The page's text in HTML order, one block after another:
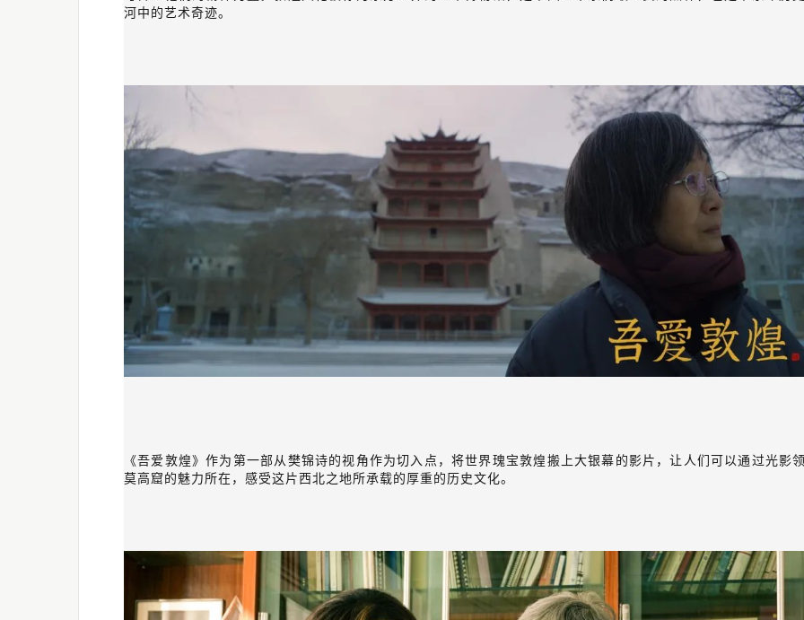
河中的艺术奇迹。
《吾爱敦煌》作为第一部从樊锦诗的视角作为切入点，将世界瑰宝敦煌搬上大银幕的影片，让人们可以通过光影
莫高窟的魅力所在，感受这片西北之地所承载的厚重的历史文化。